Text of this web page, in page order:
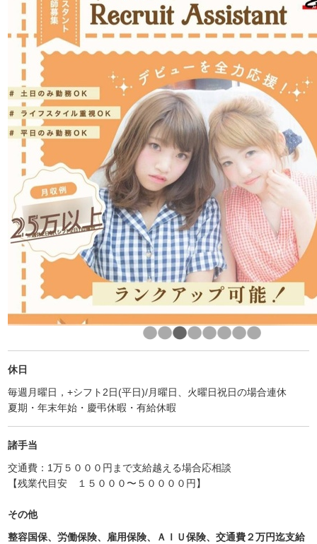
休日
毎週月曜日，+シフト2日(平日)/月曜日、火曜日祝日の場合連休
夏期・年末年始・慶弔休暇・有給休暇
諸手当
交通費：1万５０００円まで支給越える場合応相談
【残業代目安 １５０００〜５００００円】
その他
整容国保、労働保険、雇用保険、ＡＩＵ保険、交通費２万円迄支給